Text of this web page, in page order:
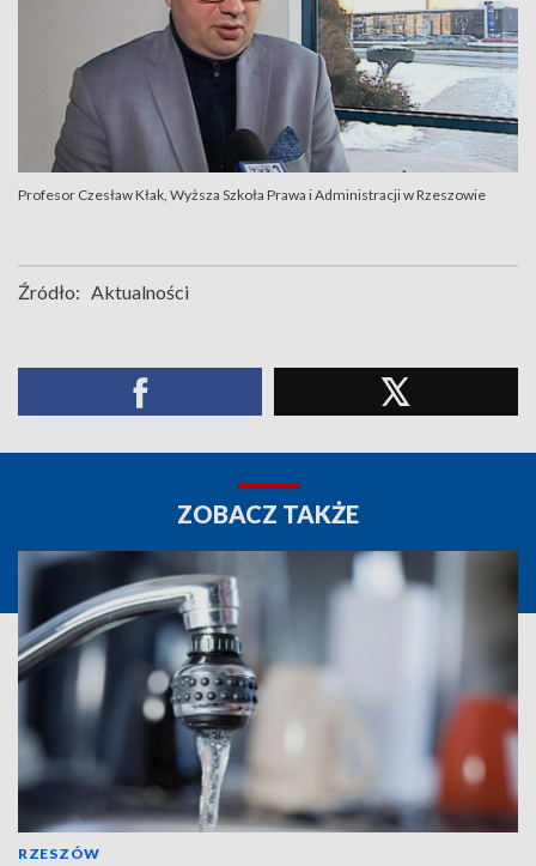
Profesor Czesław Kłak, Wyższa Szkoła Prawa i Administracji w Rzeszowie
Źródło: Aktualności
ZOBACZ TAKŻE
RZESZÓW